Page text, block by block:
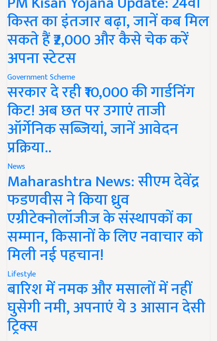
किस्त का इंतजार बढ़ा, जानें कब मिल
सकते हैं ₹2,000 और कैसे चेक करें
अपना स्टेटस
Government Scheme
सरकार दे रही ₹10,000 की गार्डनिंग
किट! अब छत पर उगाएं ताजी
ऑर्गेनिक सब्जियां, जानें आवेदन
प्रक्रिया..
News
Maharashtra News: सीएम देवेंद्र
फडणवीस ने किया ध्रुव
एग्रीटेक्नोलॉजीज के संस्थापकों का
सम्मान, किसानों के लिए नवाचार को
मिली नई पहचान!
Lifestyle
बारिश में नमक और मसालों में नहीं
घुसेगी नमी, अपनाएं ये 3 आसान देसी
ट्रिक्स